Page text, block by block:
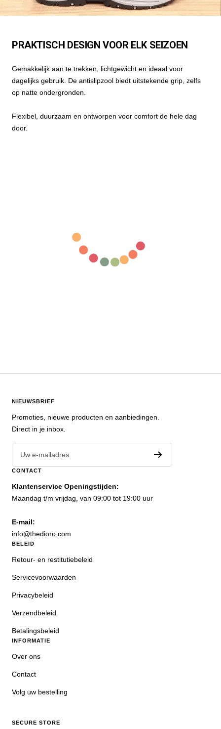
PRAKTISCH DESIGN VOOR ELK SEIZOEN
Gemakkelijk aan te trekken, lichtgewicht en ideaal voor
dagelijks gebruik. De antislipzool biedt uitstekende grip, zelfs
op natte ondergronden.
Flexibel, duurzaam en ontworpen voor comfort de hele dag
door.
NIEUWSBRIEF
Promoties, nieuwe producten en aanbiedingen.
Direct in je inbox.
Uw e-mailadres
CONTACT
Klantenservice Openingstijden:
Maandag t/m vrijdag, van 09:00 tot 19:00 uur
E-mail:
info@thedioro.com
BELEID
Retour- en restitutiebeleid
Servicevoorwaarden
Privacybeleid
Verzendbeleid
Betalingsbeleid
INFORMATIE
Over ons
Contact
Volg uw bestelling
SECURE STORE